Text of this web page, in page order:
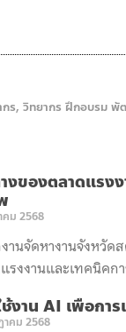
ร, วิทยากร ฝึกอบรม พั
งของตลาดแรงง
คม 2568
านจัดหางานจังหวั
รงงานและเทคนิคก
ช้งาน AI เพื่อกา
าคม 2568